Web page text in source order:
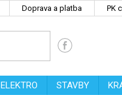
Doprava a platba PK
ELEKTRO STAVBY